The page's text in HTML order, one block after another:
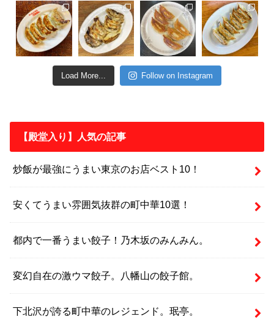
Load More... Follow on Instagram
【殿堂入り】人気の記事
炒飯が最強にうまい東京のお店ベスト10！
安くてうまい雰囲気抜群の町中華10選！
都内で一番うまい餃子！乃木坂のみんみん。
変幻自在の激ウマ餃子。八幡山の餃子館。
下北沢が誇る町中華のレジェンド。珉亭。